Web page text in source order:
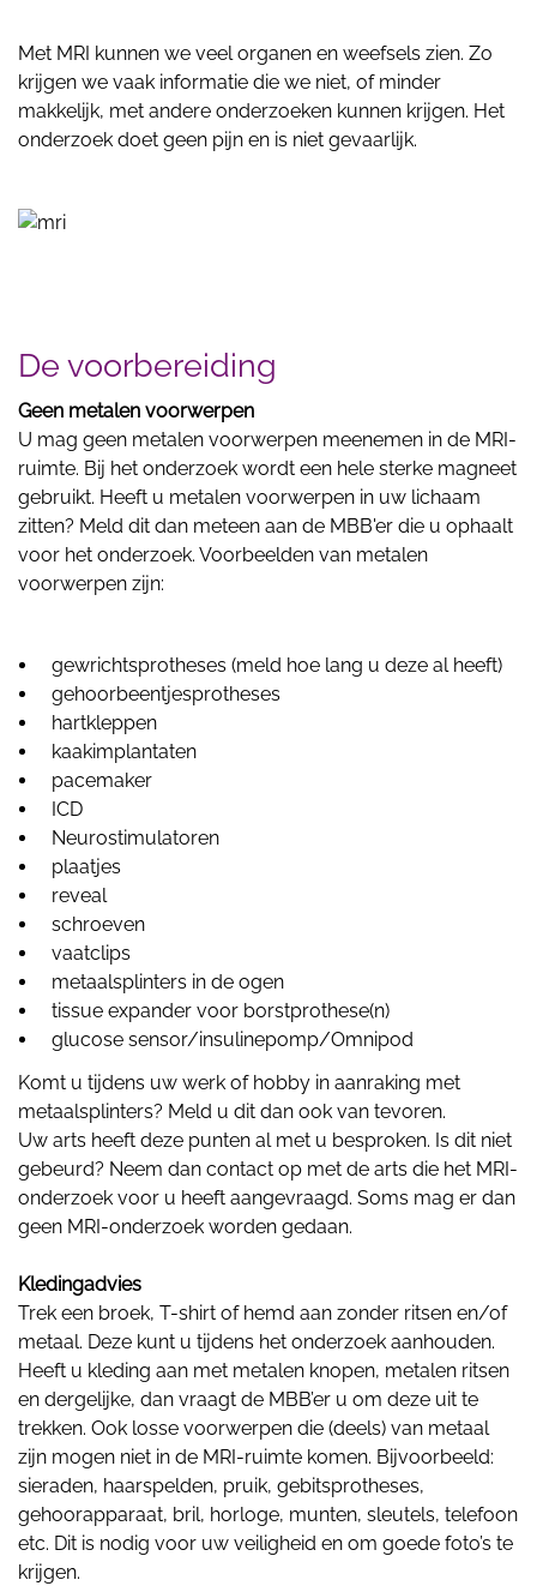
Met MRI kunnen we veel organen en weefsels zien. Zo
krijgen we vaak informatie die we niet, of minder
makkelijk, met andere onderzoeken kunnen krijgen. Het
onderzoek doet geen pijn en is niet gevaarlijk.
De voorbereiding
Geen metalen voorwerpen
U mag geen metalen voorwerpen meenemen in de MRI-
ruimte. Bij het onderzoek wordt een hele sterke magneet
gebruikt. Heeft u metalen voorwerpen in uw lichaam
zitten? Meld dit dan meteen aan de MBB'er die u ophaalt
voor het onderzoek. Voorbeelden van metalen
voorwerpen zijn:
gewrichtsprotheses (meld hoe lang u deze al heeft)
gehoorbeentjesprotheses
hartkleppen
kaakimplantaten
pacemaker
ICD
Neurostimulatoren
plaatjes
reveal
schroeven
vaatclips
metaalsplinters in de ogen
tissue expander voor borstprothese(n)
glucose sensor/insulinepomp/Omnipod
Komt u tijdens uw werk of hobby in aanraking met
metaalsplinters? Meld u dit dan ook van tevoren.
Uw arts heeft deze punten al met u besproken. Is dit niet
gebeurd? Neem dan contact op met de arts die het MRI-
onderzoek voor u heeft aangevraagd. Soms mag er dan
geen MRI-onderzoek worden gedaan.
Kledingadvies
Trek een broek, T-shirt of hemd aan zonder ritsen en/of
metaal. Deze kunt u tijdens het onderzoek aanhouden.
Heeft u kleding aan met metalen knopen, metalen ritsen
en dergelijke, dan vraagt de MBB’er u om deze uit te
trekken. Ook losse voorwerpen die (deels) van metaal
zijn mogen niet in de MRI-ruimte komen. Bijvoorbeeld:
sieraden, haarspelden, pruik, gebitsprotheses,
gehoorapparaat, bril, horloge, munten, sleutels, telefoon
etc. Dit is nodig voor uw veiligheid en om goede foto’s te
krijgen.